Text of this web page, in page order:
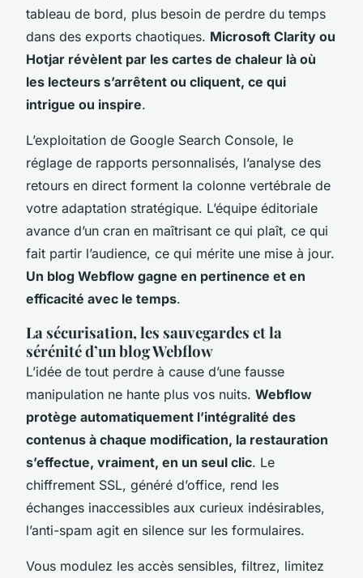
tableau de bord, plus besoin de perdre du temps
dans des exports chaotiques. Microsoft Clarity ou
Hotjar révèlent par les cartes de chaleur là où
les lecteurs s’arrêtent ou cliquent, ce qui
intrigue ou inspire.
L’exploitation de Google Search Console, le
réglage de rapports personnalisés, l’analyse des
retours en direct forment la colonne vertébrale de
votre adaptation stratégique. L’équipe éditoriale
avance d’un cran en maîtrisant ce qui plaît, ce qui
fait partir l’audience, ce qui mérite une mise à jour.
Un blog Webflow gagne en pertinence et en
efficacité avec le temps.
La sécurisation, les sauvegardes et la
sérénité d’un blog Webflow
L’idée de tout perdre à cause d’une fausse
manipulation ne hante plus vos nuits. Webflow
protège automatiquement l’intégralité des
contenus à chaque modification, la restauration
s’effectue, vraiment, en un seul clic. Le
chiffrement SSL, généré d’office, rend les
échanges inaccessibles aux curieux indésirables,
l’anti-spam agit en silence sur les formulaires.
Vous modulez les accès sensibles, filtrez, limitez